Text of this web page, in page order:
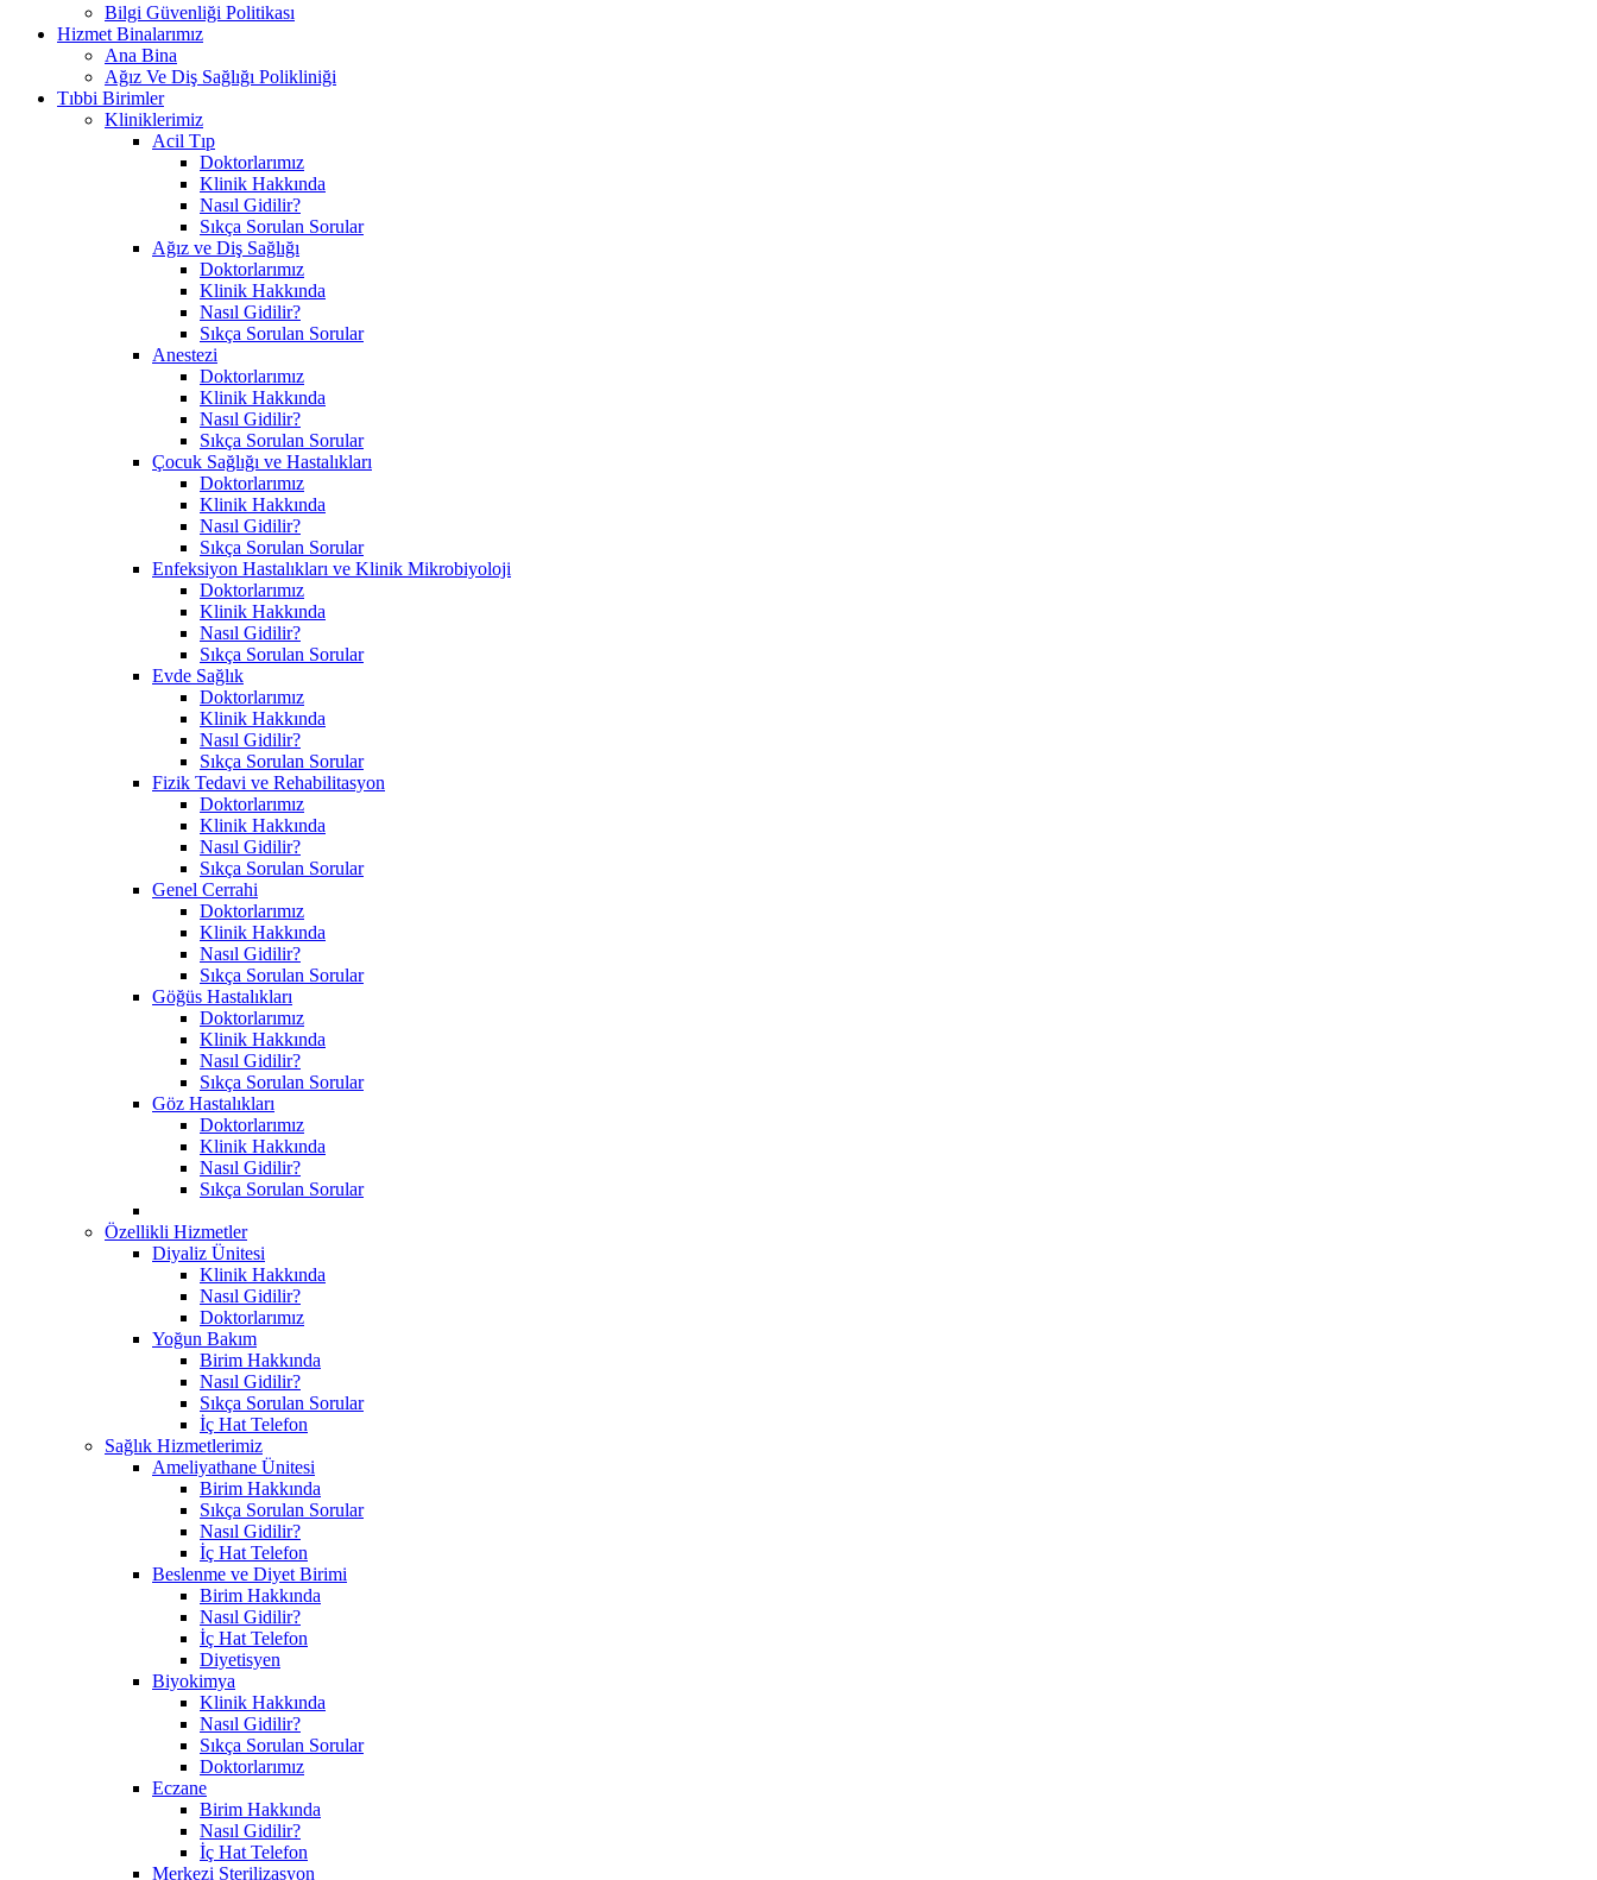
Bilgi Güvenliği Politikası
Hizmet Binalarımız
Ana Bina
Ağız Ve Diş Sağlığı Polikliniği
Tıbbi Birimler
Kliniklerimiz
Acil Tıp
Doktorlarımız
Klinik Hakkında
Nasıl Gidilir?
Sıkça Sorulan Sorular
Ağız ve Diş Sağlığı
Doktorlarımız
Klinik Hakkında
Nasıl Gidilir?
Sıkça Sorulan Sorular
Anestezi
Doktorlarımız
Klinik Hakkında
Nasıl Gidilir?
Sıkça Sorulan Sorular
Çocuk Sağlığı ve Hastalıkları
Doktorlarımız
Klinik Hakkında
Nasıl Gidilir?
Sıkça Sorulan Sorular
Enfeksiyon Hastalıkları ve Klinik Mikrobiyoloji
Doktorlarımız
Klinik Hakkında
Nasıl Gidilir?
Sıkça Sorulan Sorular
Evde Sağlık
Doktorlarımız
Klinik Hakkında
Nasıl Gidilir?
Sıkça Sorulan Sorular
Fizik Tedavi ve Rehabilitasyon
Doktorlarımız
Klinik Hakkında
Nasıl Gidilir?
Sıkça Sorulan Sorular
Genel Cerrahi
Doktorlarımız
Klinik Hakkında
Nasıl Gidilir?
Sıkça Sorulan Sorular
Göğüs Hastalıkları
Doktorlarımız
Klinik Hakkında
Nasıl Gidilir?
Sıkça Sorulan Sorular
Göz Hastalıkları
Doktorlarımız
Klinik Hakkında
Nasıl Gidilir?
Sıkça Sorulan Sorular
Özellikli Hizmetler
Diyaliz Ünitesi
Klinik Hakkında
Nasıl Gidilir?
Doktorlarımız
Yoğun Bakım
Birim Hakkında
Nasıl Gidilir?
Sıkça Sorulan Sorular
İç Hat Telefon
Sağlık Hizmetlerimiz
Ameliyathane Ünitesi
Birim Hakkında
Sıkça Sorulan Sorular
Nasıl Gidilir?
İç Hat Telefon
Beslenme ve Diyet Birimi
Birim Hakkında
Nasıl Gidilir?
İç Hat Telefon
Diyetisyen
Biyokimya
Klinik Hakkında
Nasıl Gidilir?
Sıkça Sorulan Sorular
Doktorlarımız
Eczane
Birim Hakkında
Nasıl Gidilir?
İç Hat Telefon
Merkezi Sterilizasyon